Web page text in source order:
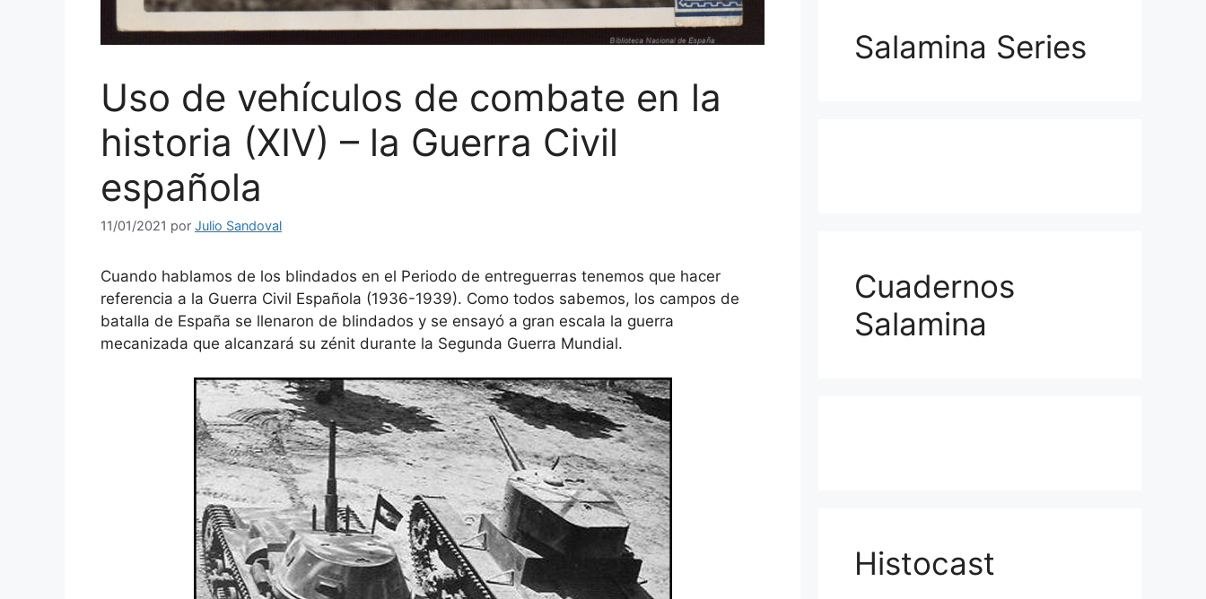
Uso de vehículos de combate en la
historia (XIV) – la Guerra Civil
española
11/01/2021 por Julio Sandoval
Cuando hablamos de los blindados en el Periodo de entreguerras tenemos que hacer
referencia a la Guerra Civil Española (1936-1939). Como todos sabemos, los campos de
batalla de España se llenaron de blindados y se ensayó a gran escala la guerra
mecanizada que alcanzará su zénit durante la Segunda Guerra Mundial.
Salamina Series
Cuadernos
Salamina
Histocast